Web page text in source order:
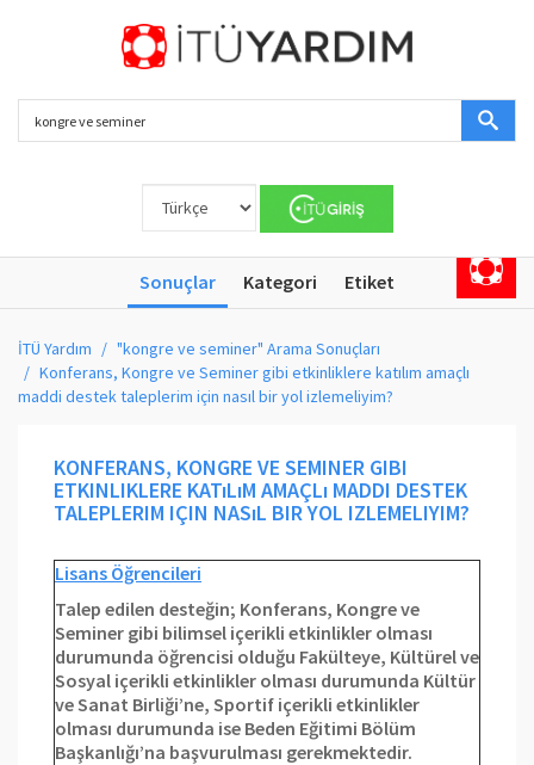
Sonuçlar Kategori Etiket
İTÜ Yardım
"kongre ve seminer" Arama Sonuçları
Konferans, Kongre ve Seminer gibi etkinliklere katılım amaçlı
maddi destek taleplerim için nasıl bir yol izlemeliyim?
KONFERANS, KONGRE VE SEMINER GIBI
ETKINLIKLERE KATıLıM AMAÇLı MADDI DESTEK
TALEPLERIM IÇIN NASıL BIR YOL IZLEMELIYIM?
Lisans Öğrencileri
Talep edilen desteğin; Konferans, Kongre ve
Seminer gibi bilimsel içerikli etkinlikler olması
durumunda öğrencisi olduğu Fakülteye, Kültürel ve
Sosyal içerikli etkinlikler olması durumunda Kültür
ve Sanat Birliği’ne, Sportif içerikli etkinlikler
olması durumunda ise Beden Eğitimi Bölüm
Başkanlığı’na başvurulması gerekmektedir.